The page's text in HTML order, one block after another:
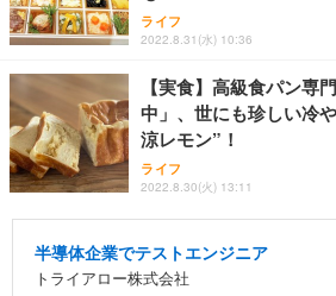
ライフ
2022.8.31(水) 10:36
【実食】高級食パン専
中」、世にも珍しい冷
涼レモン”！
ライフ
2022.8.30(火) 13:11
半導体企業でテストエンジニア
トライアロー株式会社